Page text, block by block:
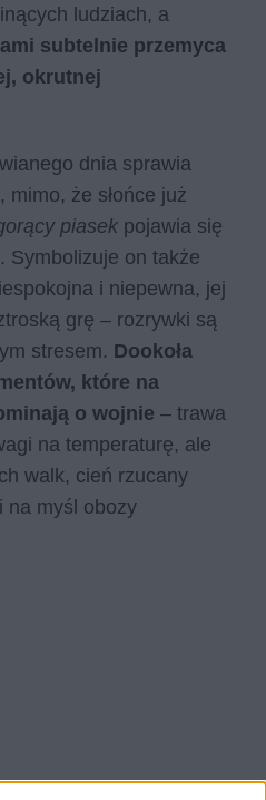
ludziach, a
subtelnie przemyca
okrutnej
dnia sprawia
że słońce już
piasek pojawia się
Symbolizuje on także
i niepewna, jej
grę – rozrywki są
stresem. Dookoła
które na
o wojnie – trawa
na temperaturę, ale
walk, cień rzucany
na myśl obozy